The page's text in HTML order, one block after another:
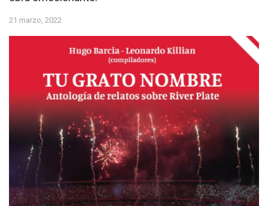
21 marzo, 2022